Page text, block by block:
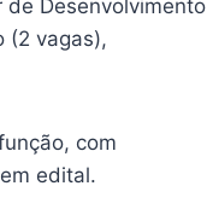
de Desenvolvimento
(2 vagas),
com
edital.